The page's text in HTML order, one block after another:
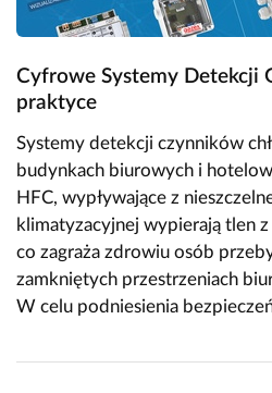
Cyfrowe Systemy Detekcji
praktyce
Systemy detekcji czynników
budynkach biurowych i
HFC, wypływające z
klimatyzacyjnej wypierają tlen
co zagraża zdrowiu osób
zamkniętych przestrzeniach
W celu podniesienia